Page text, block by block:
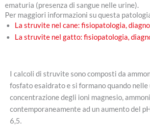
ematuria (presenza di sangue nelle urine).
Per maggiori informazioni su questa
La struvite nel cane: fisiopatologia,
La struvite nel gatto: fisiopatologia,
I calcoli di struvite sono composti da
fosfato esaidrato e si formano quando
concentrazione degli ioni magnesio,
contemporaneamente ad un aumento del
6,5.